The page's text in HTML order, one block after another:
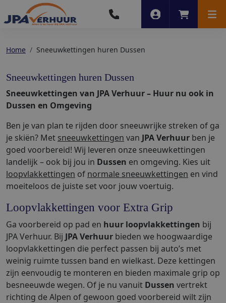
Account
Home Sneeuwkettingen huren Dussen
Sneeuwkettingen huren Dussen
Sneeuwkettingen van JPA Verhuur – Huur nu ook in
Dussen en Omgeving
Ben je van plan te rijden door sneeuwrijke streken of ga
je skiën? Met sneeuwkettingen van JPA Verhuur ben je
goed voorbereid! Wij leveren onze sneeuwkettingen
landelijk – ook bij jou in Dussen en omgeving. Kies uit
loopvlakkettingen of normale sneeuwkettingen en vind
moeiteloos de juiste set voor jouw voertuig.
Loopvlakkettingen voor Extra Grip
Ga voorbereid op pad en huur loopvlakkettingen bij
JPA Verhuur. Bij JPA Verhuur bieden we hoogwaardige
loopvlakkettingen die perfect passen bij auto’s met
weinig ruimte tussen band en wielkast. Deze kettingen
zijn eenvoudig te monteren en bieden maximale grip op
besneeuwde wegen. Of je nu vanuit Dussen vertrekt
richting de Alpen of gewoon goed voorbereid wilt zijn